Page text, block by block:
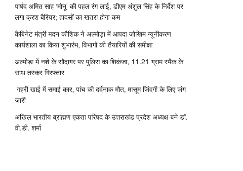
पार्षद अमित साह ‘मोनू’ की पहल रंग लाई, डीएम अंशुल सिंह के निर्देश पर
लगा क्रश बैरियर; हादसों का खतरा होगा कम
कैबिनेट मंत्री मदन कौशिक ने अल्मोड़ा में आपदा जोखिम न्यूनीकरण
कार्यशाला का किया शुभारंभ, विभागों की तैयारियों की समीक्षा
अल्मोड़ा में नशे के सौदागर पर पुलिस का शिकंजा, 11.21 ग्राम स्मैक के
साथ तस्कर गिरफ्तार
गहरी खाई में समाई कार, पांच की दर्दनाक मौत, मासूम जिंदगी के लिए जंग
जारी
अखिल भारतीय ब्राह्मण एकता परिषद के उत्तराखंड प्रदेश अध्यक्ष बने डॉ.
वी.डी. शर्मा